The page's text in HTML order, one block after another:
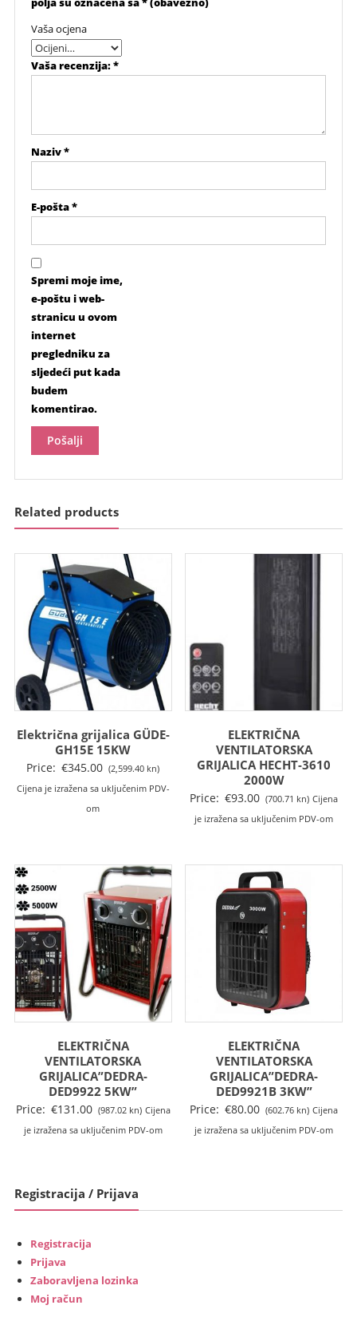
Vaša ocjena
Vaša recenzija:*
Naziv*
E-pošta*
Spremi moje ime,
e-poštu i web-
stranicu u ovom
internet
pregledniku za
sljedeći put kada
budem
komentirao.
Related products
Električna grijalica GÜDE-
GH15E 15KW
Price: €345.00 (2,599.40 kn)
Cijena je izražena sa uključenim PDV-
om
ELEKTRIČNA
VENTILATORSKA
GRIJALICA HECHT-3610
2000W
Price: €93.00 (700.71 kn) Cijena
je izražena sa uključenim PDV-om
ELEKTRIČNA
VENTILATORSKA
GRIJALICA”DEDRA-
DED9922 5KW”
Price: €131.00 (987.02 kn) Cijena
je izražena sa uključenim PDV-om
ELEKTRIČNA
VENTILATORSKA
GRIJALICA”DEDRA-
DED9921B 3KW”
Price: €80.00 (602.76 kn) Cijena
je izražena sa uključenim PDV-om
Registracija / Prijava
Registracija
Prijava
Zaboravljena lozinka
Moj račun